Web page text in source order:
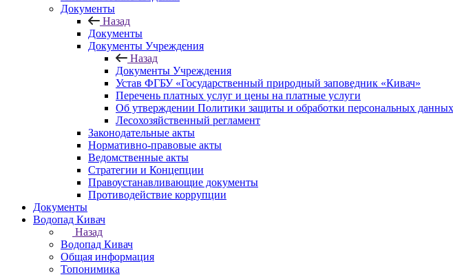
Документы
Назад
Документы
Документы Учреждения
Назад
Документы Учреждения
Устав ФГБУ «Государственный природный заповедник «Кивач»
Перечень платных услуг и цены на платные услуги
Об утверждении Политики защиты и обработки персональных данных
Лесохозяйственный регламент
Законодательные акты
Нормативно-правовые акты
Ведомственные акты
Стратегии и Концепции
Правоустанавливающие документы
Противодействие коррупции
Документы
Водопад Кивач
Назад
Водопад Кивач
Общая информация
Топонимика